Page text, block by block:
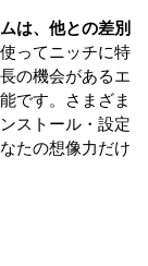
は、他との差別
ってニッチに特
の機会があるエ
です。さまざま
ストール・設定
たの想像力だけ